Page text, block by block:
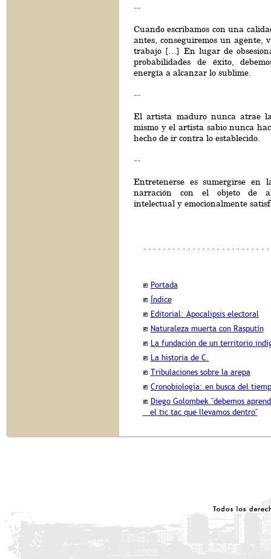
--
Cuando escribamos con una
antes, conseguiremos un agente,
trabajo […] En lugar de
probabilidades de éxito,
energía a alcanzar lo sublime.
--
El artista maduro nunca atrae
mismo y el artista sabio nunca
hecho de ir contra lo establecido.
--
Entretenerse es sumergirse en
narración con el objeto de
intelectual y emocionalmente
Portada
Índice
Editorial: Apocalipsis electoral
Naturaleza muerta con Rasputín
La fundación de un territorio
La historia de C.
Tribulaciones sobre la arepa
Cronobiología: en busca del
Diego Golombek "debemos
el tic tac que llevamos dentro"